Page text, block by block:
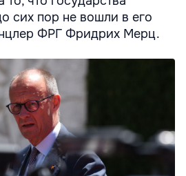
сих пор не вошли в его
ФРГ Фридрих Мерц.